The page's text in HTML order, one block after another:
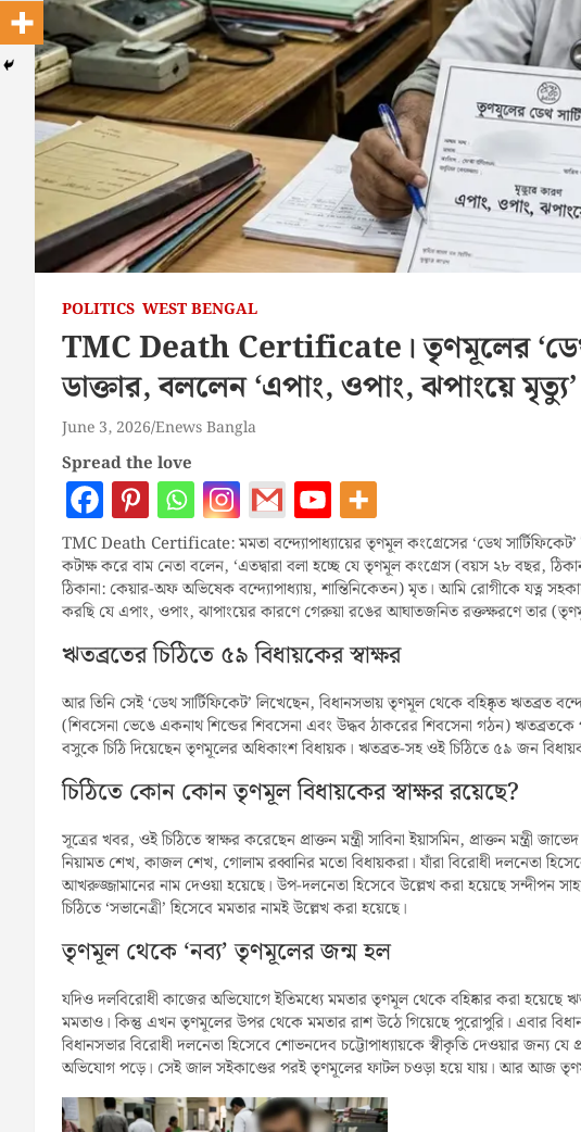
POLITICS WEST BENGAL
TMC Death Certificate। তৃণমূলের ‘ডেথ
ডাক্তার, বললেন ‘এপাং, ওপাং, ঝপাংয়ে মৃত্যু’
June 3, 2026 Enews Bangla
Spread the love
TMC Death Certificate: মমতা বন্দ্যোপাধ্যায়ের তৃণমূল কংগ্রেসের ‘ডেথ
কটাক্ষ করে বাম নেতা বলেন, ‘এতদ্বারা বলা হচ্ছে যে তৃণমূল কংগ্রেস (বয়স ২৮ বছর,
ঠিকানা: কেয়ার-অফ অভিষেক বন্দ্যোপাধ্যায়, শান্তিনিকেতন) মৃত। আমি রোগীকে যত্ন
করছি যে এপাং, ওপাং, ঝাপাংয়ের কারণে গেরুয়া রঙের আঘাতজনিত রক্তক্ষরণে তার
ঋতব্রতের চিঠিতে ৫৯ বিধায়কের স্বাক্ষর
আর তিনি সেই ‘ডেথ সার্টিফিকেট’ লিখেছেন, বিধানসভায় তৃণমূল থেকে বহিষ্কৃত ঋতব্রত
(শিবসেনা ভেঙে একনাথ শিন্ডের শিবসেনা এবং উদ্ধব ঠাকরের শিবসেনা গঠন) ঋতব্রতকে
বসুকে চিঠি দিয়েছেন তৃণমূলের অধিকাংশ বিধায়ক। ঋতব্রত-সহ ওই চিঠিতে ৫৯ জন
চিঠিতে কোন কোন তৃণমূল বিধায়কের স্বাক্ষর রয়েছে?
সূত্রের খবর, ওই চিঠিতে স্বাক্ষর করেছেন প্রাক্তন মন্ত্রী সাবিনা ইয়াসমিন, প্রাক্তন মন্ত্রী
নিয়ামত শেখ, কাজল শেখ, গোলাম রব্বানির মতো বিধায়করা। যাঁরা বিরোধী দলনেতা
আখরুজ্জামানের নাম দেওয়া হয়েছে। উপ-দলনেতা হিসেবে উল্লেখ করা হয়েছে সন্দীপন
চিঠিতে ‘সভানেত্রী’ হিসেবে মমতার নামই উল্লেখ করা হয়েছে।
তৃণমূল থেকে ‘নব্য’ তৃণমূলের জন্ম হল
যদিও দলবিরোধী কাজের অভিযোগে ইতিমধ্যে মমতার তৃণমূল থেকে বহিষ্কার করা হয়েছে
মমতাও। কিন্তু এখন তৃণমূলের উপর থেকে মমতার রাশ উঠে গিয়েছে পুরোপুরি। এবার
বিধানসভার বিরোধী দলনেতা হিসেবে শোভনদেব চট্টোপাধ্যায়কে স্বীকৃতি দেওয়ার জন্য
অভিযোগ পড়ে। সেই জাল সইকাণ্ডের পরই তৃণমূলের ফাটল চওড়া হয়ে যায়। আর আজ